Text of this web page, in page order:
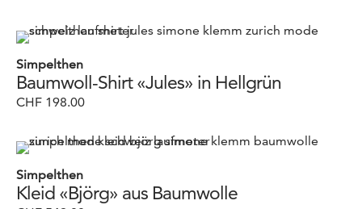
Simpelthen
Baumwoll-Shirt «Jules» in Hellgrün
CHF 198.00
Simpelthen
Kleid «Björg» aus Baumwolle